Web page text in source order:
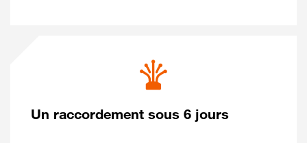
Un raccordement sous 6 jours